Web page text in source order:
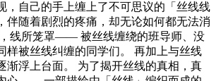
，自己的手上缠上了不可思议的「丝线线
伴随着剧烈的疼痛，却无论如何都无法消
线所笼罩—— 被丝线缠绕的班导师、没
样被丝线纠缠的同学们。 再加上与丝线
渐浮上台面。 为了揭开丝线的真相，真